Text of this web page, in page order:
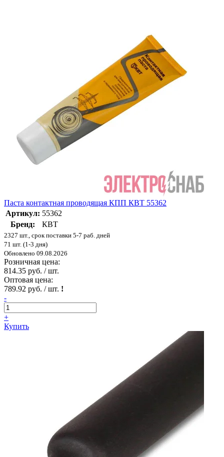
Паста контактная проводящая КПП КВТ 55362
Артикул: 55362
Бренд:
КВТ
2327 шт., срок поставки 5-7 раб. дней
71 шт. (1-3 дня)
Обновлено 09.08.2026
Розничная цена:
814.35 руб. / шт.
Оптовая цена:
789.92 руб. / шт. !
-
+
Купить